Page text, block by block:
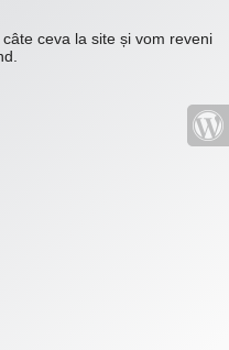
ceva la site și vom reveni